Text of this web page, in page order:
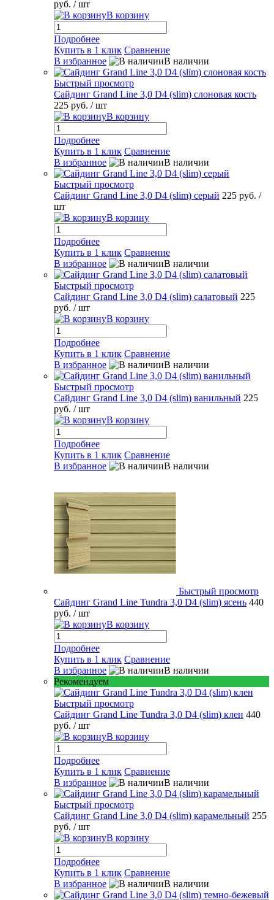
руб. / шт
В корзину
Подробнее
Купить в 1 клик Сравнение
В избранное
В наличии
Быстрый просмотр
Сайдинг Grand Line 3,0 D4 (slim) слоновая кость
225 руб. / шт
В корзину
Подробнее
Купить в 1 клик Сравнение
В избранное
В наличии
Быстрый просмотр
Сайдинг Grand Line 3,0 D4 (slim) серый 225 руб. /
шт
В корзину
Подробнее
Купить в 1 клик Сравнение
В избранное
В наличии
Быстрый просмотр
Сайдинг Grand Line 3,0 D4 (slim) салатовый 225
руб. / шт
В корзину
Подробнее
Купить в 1 клик Сравнение
В избранное
В наличии
Быстрый просмотр
Сайдинг Grand Line 3,0 D4 (slim) ванильный 225
руб. / шт
В корзину
Подробнее
Купить в 1 клик Сравнение
В избранное
В наличии
Быстрый просмотр
Сайдинг Grand Line Tundra 3,0 D4 (slim) ясень 440
руб. / шт
В корзину
Подробнее
Купить в 1 клик Сравнение
В избранное
В наличии
Рекомендуем
Быстрый просмотр
Сайдинг Grand Line Tundra 3,0 D4 (slim) клен 440
руб. / шт
В корзину
Подробнее
Купить в 1 клик Сравнение
В избранное
В наличии
Быстрый просмотр
Сайдинг Grand Line 3,0 D4 (slim) карамельный 255
руб. / шт
В корзину
Подробнее
Купить в 1 клик Сравнение
В избранное
В наличии